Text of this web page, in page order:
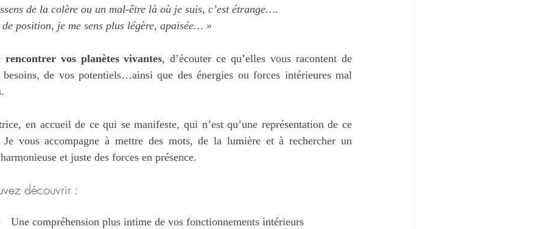
de la colère ou un mal-être là où je suis, c’est étrange….
position, je me sens plus légère, apaisée… »
rencontrer vos planètes vivantes, d’écouter ce qu’elles vous racontent de
de vos potentiels…ainsi que des énergies ou forces intérieures mal
en accueil de ce qui se manifeste, qui n’est qu’une représentation de ce
vous accompagne à mettre des mots, de la lumière et à rechercher un
et juste des forces en présence.
découvrir :
Une compréhension plus intime de vos fonctionnements intérieurs